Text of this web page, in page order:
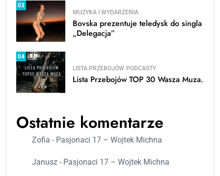
03
MUZYKA I WYDARZENIA
Bovska prezentuje teledysk do singla
„Delegacja”
04
LISTA PRZEBOJÓW PODCASTY
Lista Przebojów TOP 30 Wasza Muza.
Ostatnie komentarze
Zofia - Pasjonaci 17 – Wojtek Michna
Janusz - Pasjonaci 17 – Wojtek Michna